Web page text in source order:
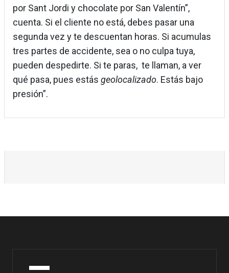
por Sant Jordi y chocolate por San Valentín”,
cuenta. Si el cliente no está, debes pasar una
segunda vez y te descuentan horas. Si acumulas
tres partes de accidente, sea o no culpa tuya,
pueden despedirte. Si te paras, te llaman, a ver
qué pasa, pues estás geolocalizado. Estás bajo
presión”.